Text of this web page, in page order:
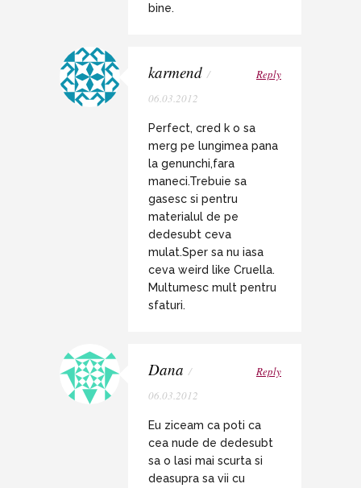
bine.
karmend /
06.03.2012
Reply
Perfect, cred k o sa
merg pe lungimea pana
la genunchi,fara
maneci.Trebuie sa
gasesc si pentru
materialul de pe
dedesubt ceva
mulat.Sper sa nu iasa
ceva weird like Cruella.
Multumesc mult pentru
sfaturi.
Dana /
06.03.2012
Reply
Eu ziceam ca poti ca
cea nude de dedesubt
sa o lasi mai scurta si
deasupra sa vii cu